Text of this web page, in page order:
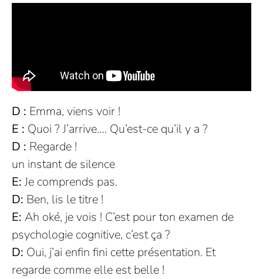
D : Emma, viens voir !
E : Quoi ? J’arrive…. Qu’est-ce qu’il y a ?
D : Regarde !
un instant de silence
E:Je comprends pas.
D: Ben, lis le titre !
E: Ah oké, je vois ! C’est pour ton examen de
psychologie cognitive, c’est ça ?
D: Oui, j’ai enfin fini cette présentation. Et
regarde comme elle est belle !